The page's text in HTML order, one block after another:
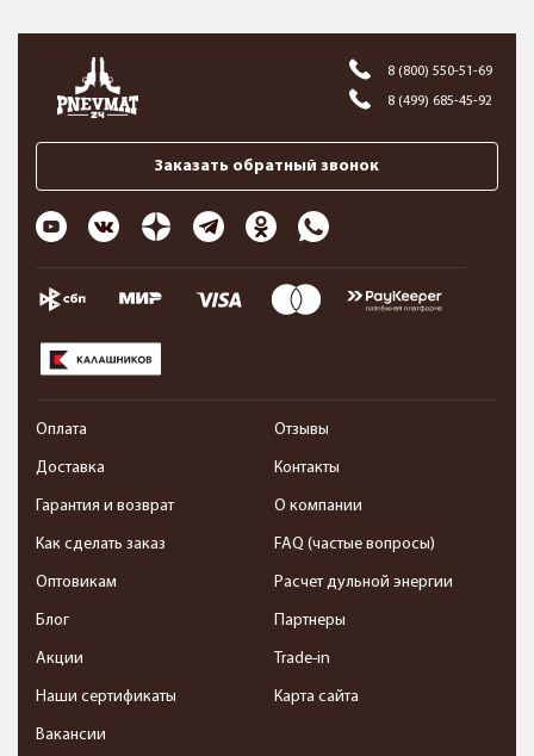
8 (800) 550-51-69
8 (499) 685-45-92
Заказать обратный звонок
Оплата
Доставка
Гарантия и возврат
Как сделать заказ
Оптовикам
Блог
Акции
Наши сертификаты
Вакансии
Отзывы
Контакты
О компании
FAQ (частые вопросы)
Расчет дульной энергии
Партнеры
Trade-in
Карта сайта